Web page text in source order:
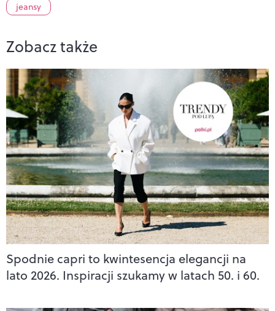
jeansy
Zobacz także
Spodnie capri to kwintesencja elegancji na
lato 2026. Inspiracji szukamy w latach 50. i 60.